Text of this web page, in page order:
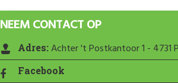
NEEM CONTACT OP
Adres:Achter 't Postkantoor 1 - 4731
Facebook